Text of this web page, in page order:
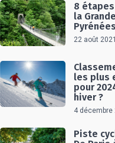
8 étapes
la
Pyrénées
22 août 2021
les plus
pour
hiver ?
4 décembre
Piste